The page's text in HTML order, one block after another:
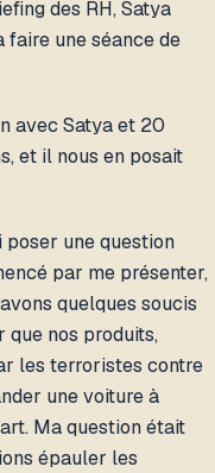
des RH, Satya
faire une séance de
avec Satya et 20
et il nous en posait
une question
par me présenter,
quelques soucis
nos produits,
les terroristes contre
une voiture à
Ma question était
épauler les